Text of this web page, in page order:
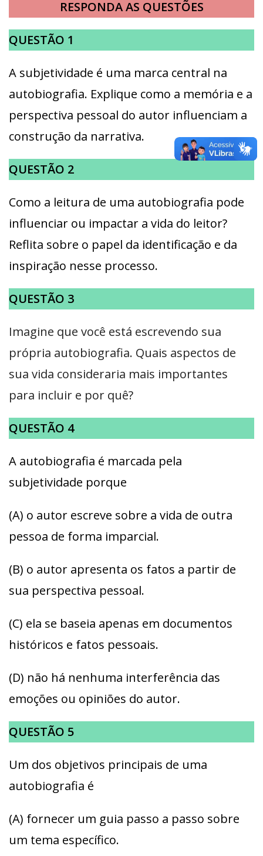
RESPONDA AS QUESTÕES
QUESTÃO 1
A subjetividade é uma marca central na
autobiografia. Explique como a memória e a
perspectiva pessoal do autor influenciam a
construção da narrativa.
QUESTÃO 2
Como a leitura de uma autobiografia pode
influenciar ou impactar a vida do leitor?
Reflita sobre o papel da identificação e da
inspiração nesse processo.
QUESTÃO 3
Imagine que você está escrevendo sua
própria autobiografia. Quais aspectos de
sua vida consideraria mais importantes
para incluir e por quê?
QUESTÃO 4
A autobiografia é marcada pela
subjetividade porque
(A) o autor escreve sobre a vida de outra
pessoa de forma imparcial.
(B) o autor apresenta os fatos a partir de
sua perspectiva pessoal.
(C) ela se baseia apenas em documentos
históricos e fatos pessoais.
(D) não há nenhuma interferência das
emoções ou opiniões do autor.
QUESTÃO 5
Um dos objetivos principais de uma
autobiografia é
(A) fornecer um guia passo a passo sobre
um tema específico.